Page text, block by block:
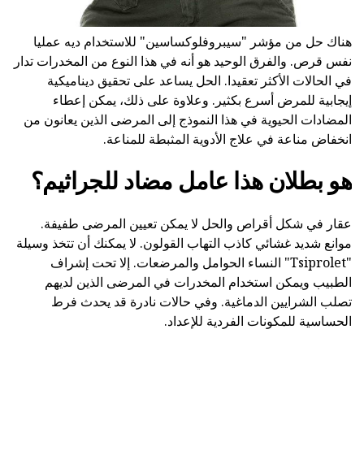
هناك حل من مؤشر "سيبروفلوكساسين" للاستخدام ديه عمليا
نفس قرص. والفرق الوحيد هو أنه في هذا النوع من المخدرات تدار
في الحالات الأكثر تعقيدا. الحل يساعد على تحقيق ديناميكية
إيجابية للمرض أسرع بكثير. وعلاوة على ذلك، يمكن إعطاء
المضادات الحيوية في هذا النموذج إلى المرضى الذين يعانون من
انخفاض مناعة في علاج الأدوية المثبطة للمناعة.
هو بطلان هذا عامل مضاد للجراثيم؟
عقار في شكل أقراص والحل لا يمكن تعيين المرضى طفيفة.
موانع شديد غشائي كاذب التهاب القولون. لا يمكنك أن تتخذ وسيلة
"Tsiprolet" النساء الحوامل والمرضعات. إلا تحت إشراف
الطبيب ويمكن استخدام المخدرات في المرضى الذين لديهم
تصلب الشرايين الدماغية. وفي حالات نادرة قد يحدث فرط
الحساسية للمكونات الفردية للإعداد.